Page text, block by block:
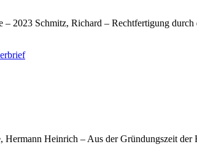
2023 Schmitz, Richard – Rechtfertigung
Heinrich – Aus der Gründungszeit der